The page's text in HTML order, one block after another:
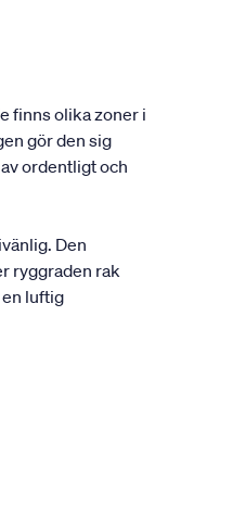
finns olika zoner i
gör den sig
ordentligt och
Den
ryggraden rak
luftig